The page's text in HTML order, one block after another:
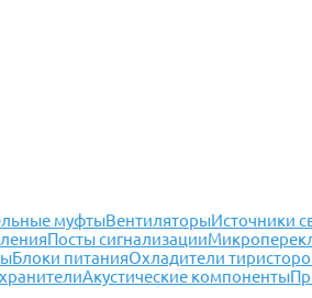
муфтыВентиляторыИсточники
Посты сигнализации
Блоки питанияОхладители
Акустические компоненты